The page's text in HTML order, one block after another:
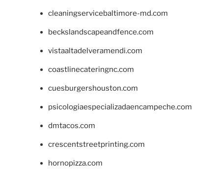
cleaningservicebaltimore-md.com
beckslandscapeandfence.com
vistaaltadelveramendi.com
coastlinecateringnc.com
cuesburgershouston.com
psicologiaespecializadaencampeche.com
dmtacos.com
crescentstreetprinting.com
hornopizza.com